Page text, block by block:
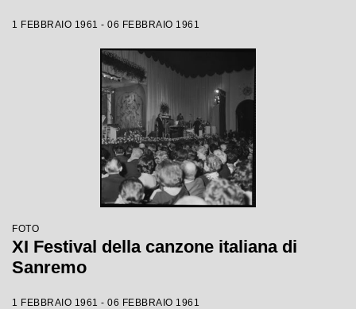
1 FEBBRAIO 1961 - 06 FEBBRAIO 1961
FOTO
XI Festival della canzone italiana di
Sanremo
1 FEBBRAIO 1961 - 06 FEBBRAIO 1961